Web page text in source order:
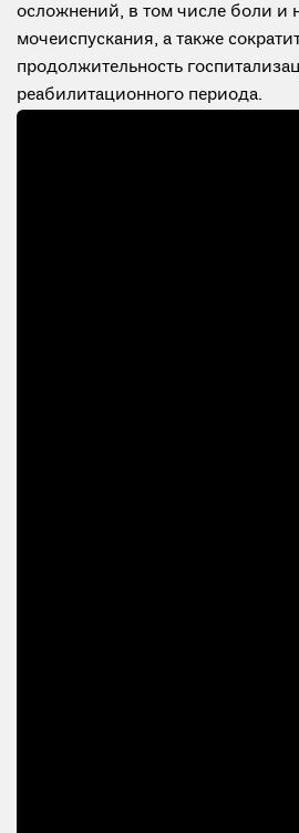
осложнений, в том числе боли и
мочеиспускания, а также
продолжительность
реабилитационного периода.